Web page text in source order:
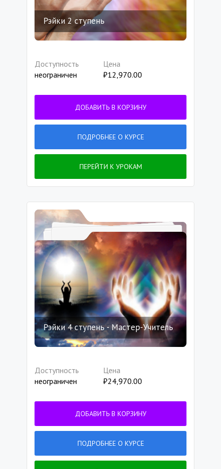
Рэйки 2 ступень
Доступность
неограничен
Цена
₽12,970.00
ДОБАВИТЬ В КОРЗИНУ
ПОДРОБНЕЕ О КУРСЕ
ПЕРЕЙТИ К УРОКАМ
Рэйки 4 ступень - Мастер-Учитель
Доступность
неограничен
Цена
₽24,970.00
ДОБАВИТЬ В КОРЗИНУ
ПОДРОБНЕЕ О КУРСЕ